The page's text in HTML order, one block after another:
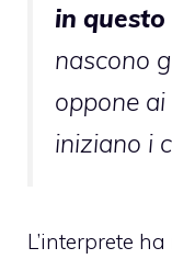
in questo
nascono
oppone
iniziano i
L’interprete